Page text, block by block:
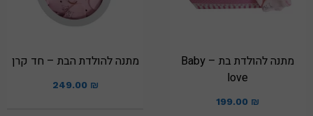
מתנה להולדת בת – Baby
love
199.00 ₪
מתנה להולדת הבת – חד קרן
249.00 ₪